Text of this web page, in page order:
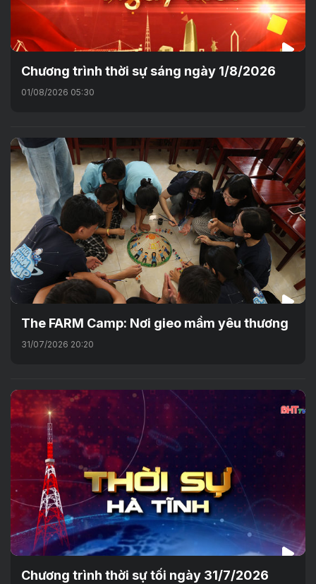
Chương trình thời sự sáng ngày 1/8/2026
01/08/2026 05:30
The FARM Camp: Nơi gieo mầm yêu thương
31/07/2026 20:20
Chương trình thời sự tối ngày 31/7/2026